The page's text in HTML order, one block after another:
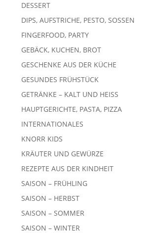
DESSERT
DIPS, AUFSTRICHE, PESTO, SOSSEN
FINGERFOOD, PARTY
GEBÄCK, KUCHEN, BROT
GESCHENKE AUS DER KÜCHE
GESUNDES FRÜHSTÜCK
GETRÄNKE – KALT UND HEISS
HAUPTGERICHTE, PASTA, PIZZA
INTERNATIONALES
KNORR KIDS
KRÄUTER UND GEWÜRZE
REZEPTE AUS DER KINDHEIT
SAISON – FRÜHLING
SAISON – HERBST
SAISON – SOMMER
SAISON – WINTER